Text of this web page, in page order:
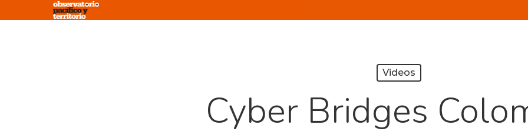
Videos
Cyber Bridges